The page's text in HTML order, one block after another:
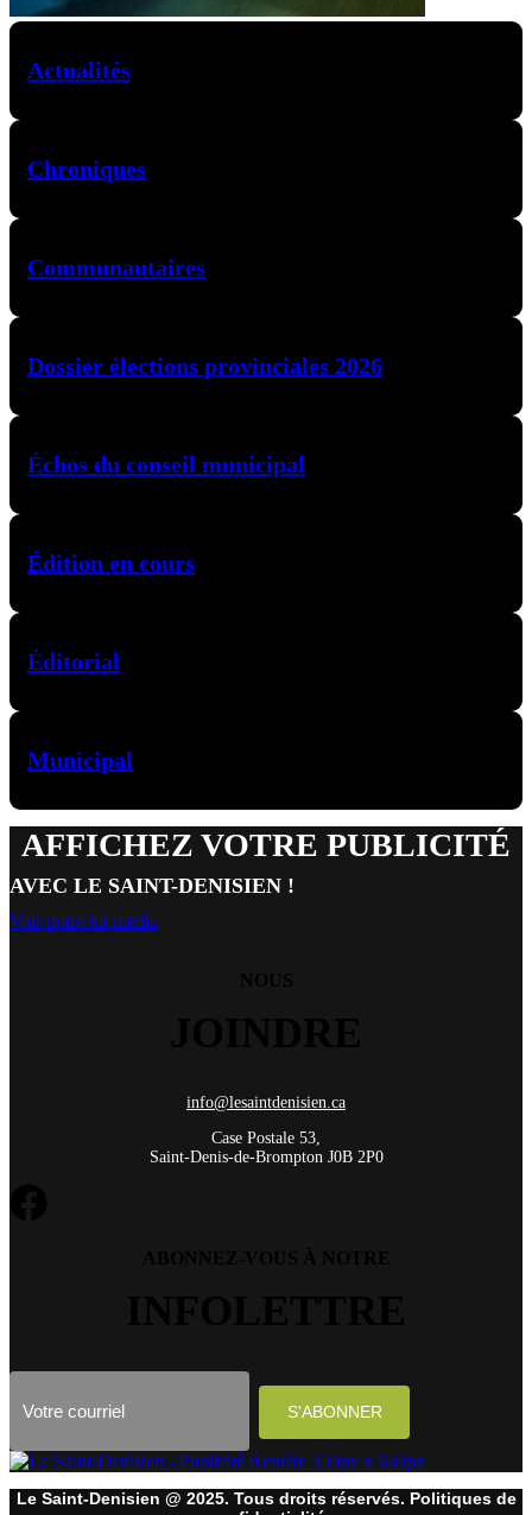
Actualités
Chroniques
Communautaires
Dossier élections provinciales 2026
Échos du conseil municipal
Édition en cours
Éditorial
Municipal
AFFICHEZ VOTRE PUBLICITÉ
AVEC LE SAINT-DENISIEN !
Voir notre kit média
info@lesaintdenisien.ca
Case Postale 53,
Saint-Denis-de-Brompton J0B 2P0
Le Saint-Denisien @ 2025. Tous droits réservés. Politiques de